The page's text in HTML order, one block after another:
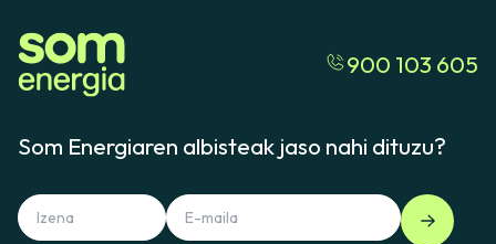
900 103 605
Som Energiaren albisteak jaso nahi dituzu?